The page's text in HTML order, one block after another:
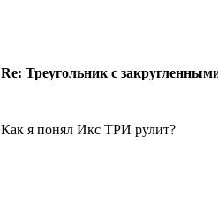
Re: Треугольник с
Как я понял Икс ТРИ рулит?